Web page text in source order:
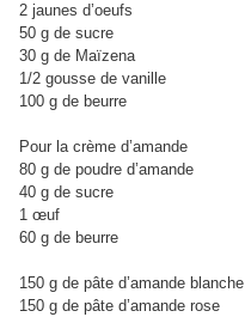
2 jaunes d’oeufs
50 g de sucre
30 g de Maïzena
1/2 gousse de vanille
100 g de beurre
Pour la crème d’amande
80 g de poudre d’amande
40 g de sucre
1 œuf
60 g de beurre
150 g de pâte d’amande blanche
150 g de pâte d’amande rose